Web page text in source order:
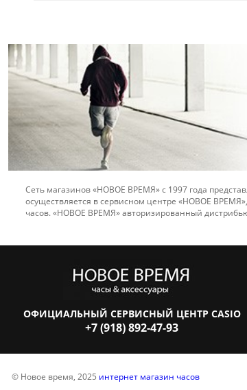
Сеть магазинов «НОВОЕ ВРЕМЯ» с 1997 года
осуществляется в сервисном центре «НОВОЕ
часов. «НОВОЕ ВРЕМЯ» авторизированный
ОФИЦИАЛЬНЫЙ СЕРВИСНЫЙ ЦЕНТР CASIO
+7 (918) 892-47-93
© Новое время, 2025 интернет магазин часов